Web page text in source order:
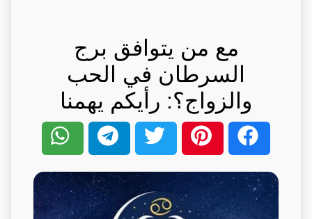
مع من يتوافق برج
السرطان في الحب
والزواج؟: رأيكم يهمنا